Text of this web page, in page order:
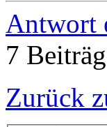
Antwort
7
Zurück